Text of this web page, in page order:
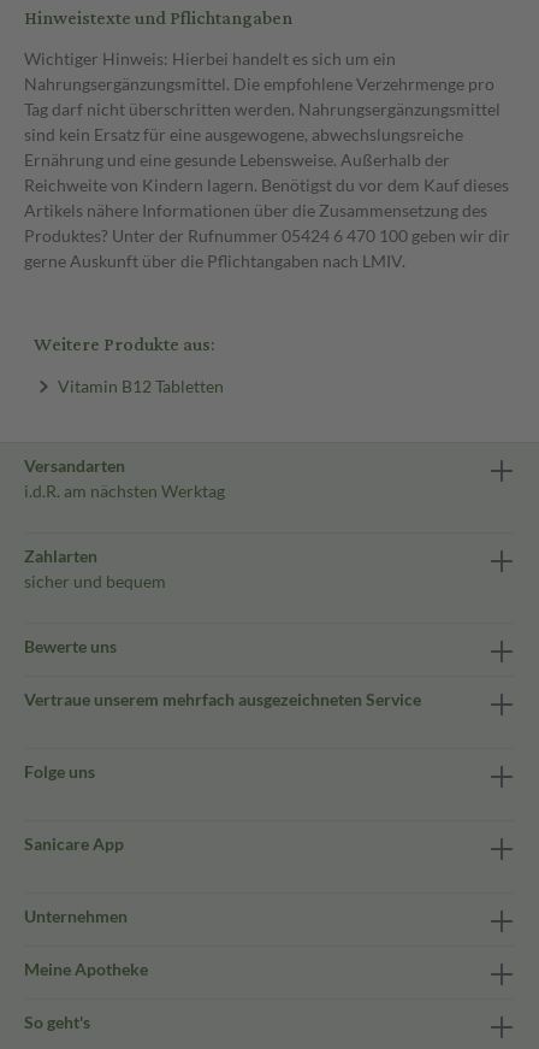
Hinweistexte und Pflichtangaben
Wichtiger Hinweis: Hierbei handelt es sich um ein
Nahrungsergänzungsmittel. Die empfohlene Verzehrmenge pro
Tag darf nicht überschritten werden. Nahrungsergänzungsmittel
sind kein Ersatz für eine ausgewogene, abwechslungsreiche
Ernährung und eine gesunde Lebensweise. Außerhalb der
Reichweite von Kindern lagern. Benötigst du vor dem Kauf dieses
Artikels nähere Informationen über die Zusammensetzung des
Produktes? Unter der Rufnummer 05424 6 470 100 geben wir dir
gerne Auskunft über die Pflichtangaben nach LMIV.
Weitere Produkte aus:
Vitamin B12 Tabletten
Versandarten
i.d.R. am nächsten Werktag
Zahlarten
sicher und bequem
Bewerte uns
Vertraue unserem mehrfach ausgezeichneten Service
Folge uns
Sanicare App
Unternehmen
Meine Apotheke
So geht's